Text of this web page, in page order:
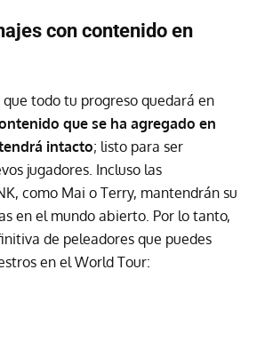
con contenido en
todo tu progreso quedará en
que se ha agregado en
intacto; listo para ser
jugadores. Incluso las
como Mai o Terry, mantendrán su
en el mundo abierto. Por lo tanto,
de peleadores que puedes
en el World Tour: